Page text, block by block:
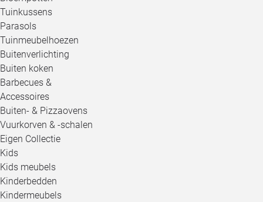
Tuinkussens
Parasols
Tuinmeubelhoezen
Buitenverlichting
Buiten koken
Barbecues &
Accessoires
Buiten- & Pizzaovens
Vuurkorven & -schalen
Eigen Collectie
Kids
Kids meubels
Kinderbedden
Kindermeubels